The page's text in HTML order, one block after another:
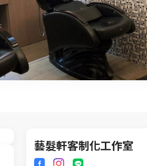
藝髮軒客制化工作室